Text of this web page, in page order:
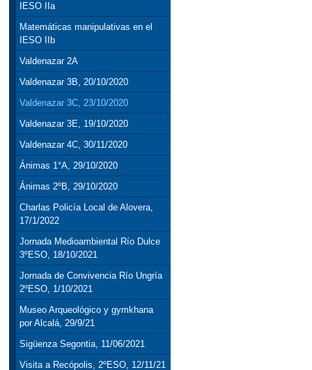
IESO IIa
Matemáticas manipulativas en el
IESO IIb
Valdenazar 2A
Valdenazar 3B, 20/10/2020
Valdenazar 3C, 23/10/2020
Valdenazar 3E, 19/10/2020
Valdenazar 4C, 30/11/2020
Ánimas 1°A, 29/10/2020
Ánimas 2ºB, 29/10/2020
Charlas Policía Local de Alovera,
17/1/2022
Jornada Medioambiental Río Dulce
3ºESO, 18/10/2021
Jornada de Convivencia Río Ungría
2ºESO, 1/10/2021
Museo Arqueológico y gymkhana
por Alcalá, 29/9/21
Sigüenza Segontia, 11/06/2021
Visita a Recópolis, 2ºESO, 12/11/21